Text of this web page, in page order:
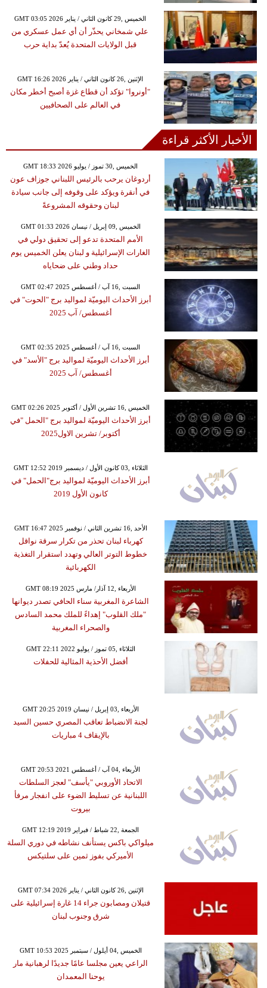
GMT 03:05 2026 الخميس ,29 كانون الثاني / يناير
علي شمخاني يحذّر أن أي عمل عسكري من
قبل الولايات المتحدة يُعدّ بداية حرب
GMT 16:26 2026 الإثنين ,26 كانون الثاني / يناير
"أونروا" تؤكد أن قطاع غزة أصبح أخطر مكان
في العالم على الصحافيين
الأخبار الأكثر قراءة
GMT 18:33 2026 الخميس ,30 تموز / يوليو
أردوغان يرحب بالرئيس اللبناني جوزاف عون
في أنقرة ويؤكد على وقوفه إلى جانب سيادة
لبنان وحقوقه المشروعةً
GMT 01:33 2026 الخميس ,09 إبريل / نيسان
الأمم المتحدة تدعو إلى تحقيق دولي في
الغارات الإسرائيلية و لبنان يعلن الخميس يوم
حداد وطني على ضحاياه
GMT 02:47 2025 السبت ,16 آب / أغسطس
أبرز الأحداث اليوميّة لمواليد برج "الحوت" في
أغسطس/ آب 2025
GMT 02:35 2025 السبت ,16 آب / أغسطس
أبرز الأحداث اليوميّة لمواليد برج "الأسد" في
أغسطس/ آب 2025
GMT 02:26 2025 الخميس ,16 تشرين الأول / أكتوبر
أبرز الأحداث اليوميّة لمواليد برج "الحمل "في
أكتوبر/ تشرين الاول2025
GMT 12:52 2019 الثلاثاء ,03 كانون الأول / ديسمبر
أبرز الأحداث اليوميّة لمواليد برج"الحمل" في
كانون الأول 2019
GMT 16:47 2025 الأحد ,16 تشرين الثاني / نوفمبر
كهرباء لبنان تحذر من تكرار سرقة نواقل
خطوط التوتر العالي وتهدد استقرار التغذية
الكهربائية
GMT 08:19 2025 الأربعاء ,12 آذار/ مارس
الشاعرة المغربية سناء الحافي تصدر ديوانها
"ملك القلوب" إهداءً للملك محمد السادس
والصحراء المغربية
GMT 22:11 2022 الثلاثاء ,05 تموز / يوليو
أفضل الأحذية المثالية للحفلات
GMT 20:25 2019 الأربعاء ,03 إبريل / نيسان
لجنة الانضباط تعاقب المصري حسين السيد
بالإيقاف 4 مباريات
GMT 20:53 2021 الأربعاء ,04 آب / أغسطس
الاتحاد الأوروبي "يأسف" لعجز السلطات
اللبنانية عن تسليط الضوء على انفجار مرفأ
بيروت
GMT 12:19 2019 الجمعة ,22 شباط / فبراير
ميلواكي باكس يستأنف نشاطه في دوري السلة
الأميركي بفوز ثمين على سلتيكس
GMT 07:34 2026 الإثنين ,26 كانون الثاني / يناير
قتيلان ومصابون جراء 14 غارة إسرائيلية على
شرق وجنوب لبنان
GMT 10:53 2025 الخميس ,04 أيلول / سبتمبر
الراعي يعين مجلسا عامًا جديدًا لرهبانية مار
يوحنا المعمدان